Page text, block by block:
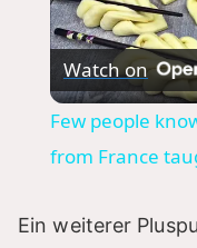
Watch on
Few people
from France
Ein weiterer